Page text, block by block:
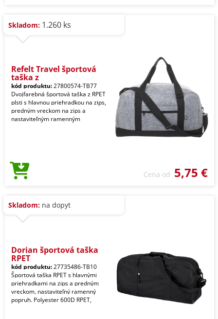
Skladom: 1.260 ks
Refelt Travel športová
taška z
kód produktu:27800574-TB77
Dvojfarebná športová taška z RPET
plsti s hlavnou priehradkou na zips,
predným vreckom na zips a
nastaviteľným ramenným
Cena od 5,75 €
Skladom: na dopyt
Dorian športová taška
RPET
kód produktu:27735486-TB10
Športová taška RPET s hlavnými
priehradkami na zips a predným
vreckom, nastaviteľný ramenný
popruh. Polyester 600D RPET,